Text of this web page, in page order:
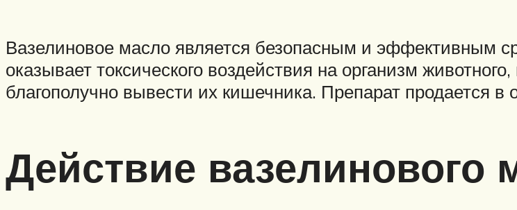
Вазелиновое масло является безопасным и эффективным
оказывает токсического воздействия на организм
благополучно вывести их кишечника. Препарат продается в
Действие вазелинового